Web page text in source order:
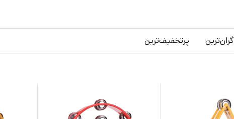
گران‌ترین پرتخفیف‌ترین